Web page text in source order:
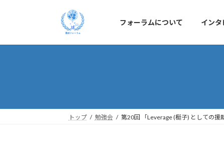
フォーラムについて インタ
トップ 勉強会 第20回 「Leverage (梃子) としての援